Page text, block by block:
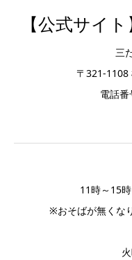
【公式サイ
三
〒321-1108
電話
11時～15
※おそばが無くな